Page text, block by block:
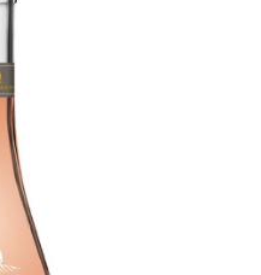
37,5%
in Box